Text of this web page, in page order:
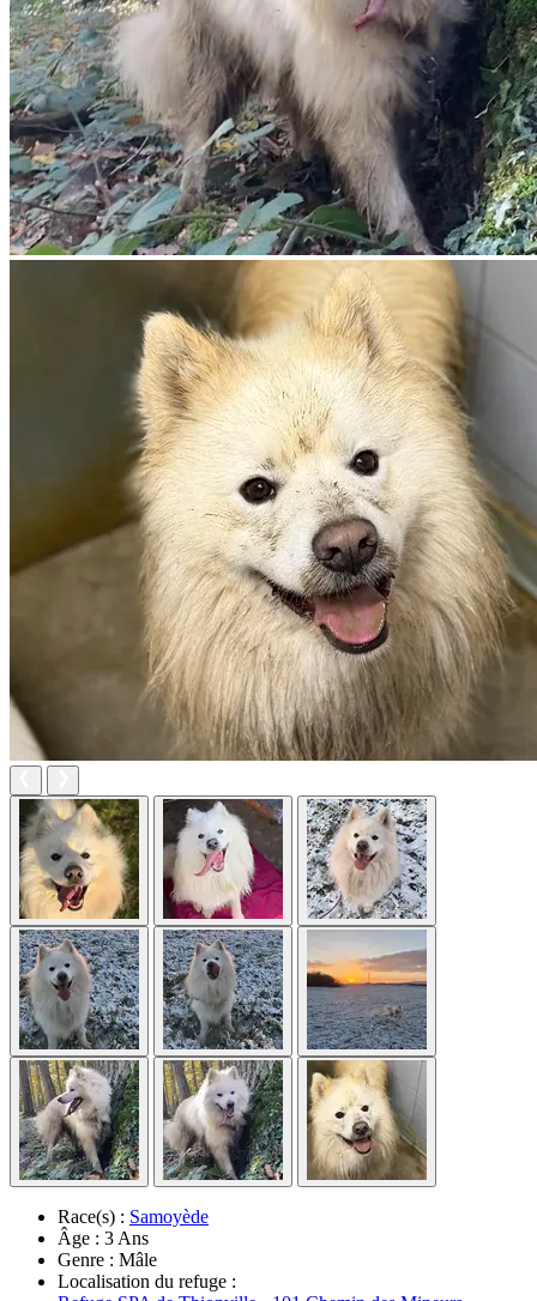
Race(s) : Samoyède
Âge : 3 Ans
Genre : Mâle
Localisation du refuge :